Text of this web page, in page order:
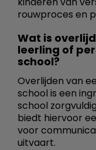
rouwproces en
Wat is
leerling of
school?
Overlijden van
school is een
school
biedt hiervoor
voor
uitvaart.